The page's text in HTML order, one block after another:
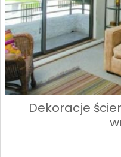
Dekoracje